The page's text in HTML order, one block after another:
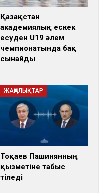
Қазақстан
академиялық ескек
есуден U19 әлем
чемпионатында бақ
сынайды
ЖАҢАЛЫҚТАР
Тоқаев Пашинянның
қызметіне табыс
тіледі